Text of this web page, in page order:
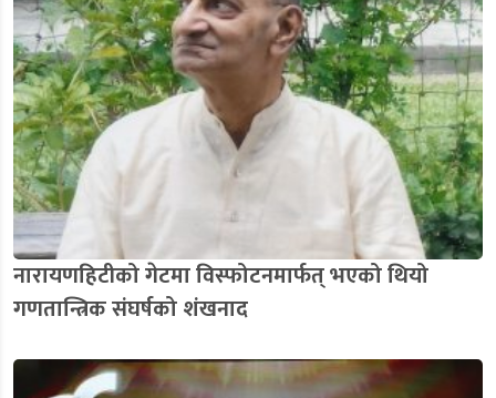
नारायणहिटीको गेटमा विस्फोटनमार्फत् भएको थियो
गणतान्त्रिक संघर्षको शंखनाद